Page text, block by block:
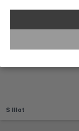
Sa Coma
S Illot